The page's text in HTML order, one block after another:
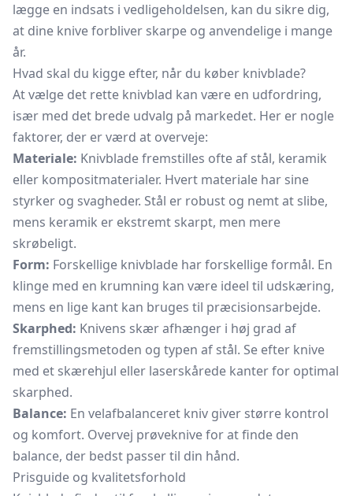
lægge en indsats i vedligeholdelsen, kan du sikre dig,
at dine knive forbliver skarpe og anvendelige i mange
år.
Hvad skal du kigge efter, når du køber knivblade?
At vælge det rette knivblad kan være en udfordring,
især med det brede udvalg på markedet. Her er nogle
faktorer, der er værd at overveje:
Materiale: Knivblade fremstilles ofte af stål, keramik
eller kompositmaterialer. Hvert materiale har sine
styrker og svagheder. Stål er robust og nemt at slibe,
mens keramik er ekstremt skarpt, men mere
skrøbeligt.
Form: Forskellige knivblade har forskellige formål. En
klinge med en krumning kan være ideel til udskæring,
mens en lige kant kan bruges til præcisionsarbejde.
Skarphed: Knivens skær afhænger i høj grad af
fremstillingsmetoden og typen af stål. Se efter knive
med et skærehjul eller laserskårede kanter for optimal
skarphed.
Balance: En velafbalanceret kniv giver større kontrol
og komfort. Overvej prøveknive for at finde den
balance, der bedst passer til din hånd.
Prisguide og kvalitetsforhold